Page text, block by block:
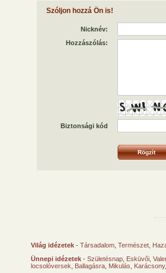
Szóljon hozzá Ön is!
Nicknév:
Hozzászólás:
Biztonsági kód
Világ idézetek - Társadalom Természet
Ünnepi idézetek - Születésnap Esküvői
locsolóversek
Ballagásra Mikulás Karácsony